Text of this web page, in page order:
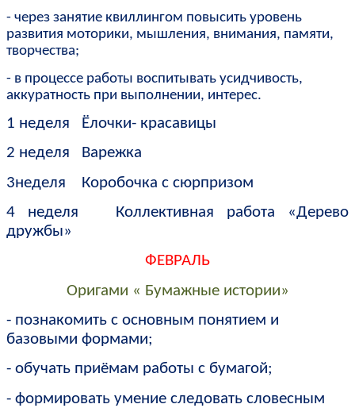
- через занятие квиллингом повысить уровень
развития моторики, мышления, внимания, памяти,
творчества;
- в процессе работы воспитывать усидчивость,
аккуратность при выполнении, интерес.
1 неделя
Ёлочки- красавицы
2 неделя Варежка
3неделя Коробочка с сюрпризом
4 неделя Коллективная работа «Дерево
дружбы»
ФЕВРАЛЬ
Оригами « Бумажные истории»
- познакомить с основным понятием и
базовыми формами;
- обучать приёмам работы с бумагой;
- формировать умение следовать словесным